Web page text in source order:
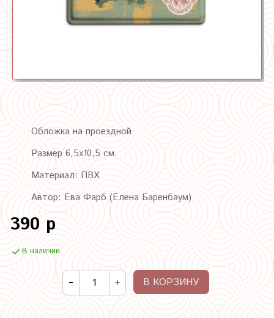
Обложка на проездной
Размер 6,5х10,5 см.
Материал: ПВХ
Автор: Ева Фарб (Елена Баренбаум)
390 р
В наличии
В КОРЗИНУ